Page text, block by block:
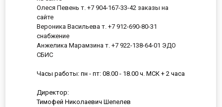
Олеся Певень т. +7 904-167-33-42 заказы на
сайте
Вероника Васильева т. +7 912-690-80-31
снабжение
Анжелика Марамзина т. +7 922-138-64-01 ЭДО
СБИС
Часы работы: пн - пт: 08.00 - 18.00 ч. МСК + 2 часа
Директор:
Тимофей Николаевич Шепелев